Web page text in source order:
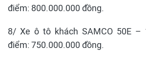
điểm: 800.000.000 đồng.
8/ Xe ô tô khách SAMCO 50E –
điểm: 750.000.000 đồng.